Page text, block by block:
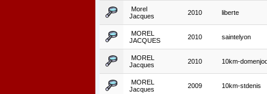
Morel
Jacques
2010 liberte
MOREL
JACQUES
2010 saintelyon
MOREL
Jacques
2010 10km-
MOREL
Jacques
2009 10km-stdenis